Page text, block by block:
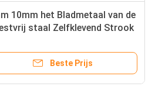
10mm het Bladmetaal van de
staal Zelfklevend Strook
Beste Prijs